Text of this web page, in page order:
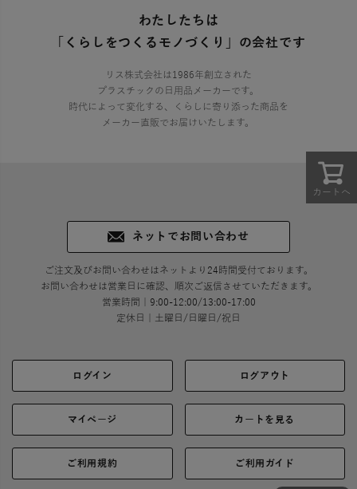
カートへ
わたしたちは
「くらしをつくるモノづくり」の会社です
リス株式会社は1986年創立された
プラスチックの日用品メーカーです。
時代によって変化する、くらしに寄り添った商品を
メーカー直販でお届けいたします。
ネットでお問い合わせ
ご注文及びお問い合わせはネットより24時間受付ております。
お問い合わせは営業日に確認、順次ご返信させていただきます。
営業時間｜9:00-12:00/13:00-17:00
定休日｜土曜日/日曜日/祝日
ログイン ログアウト
マイページ カートを見る
ご利用規約 ご利用ガイド